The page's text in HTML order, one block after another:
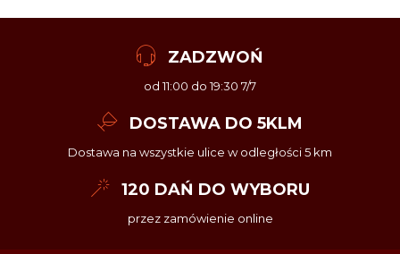
ZADZWOŃ
od 11:00 do 19:30 7/7
DOSTAWA DO 5KLM
Dostawa na wszystkie ulice w odległości 5 km
120 DAŃ DO WYBORU
przez zamówienie online